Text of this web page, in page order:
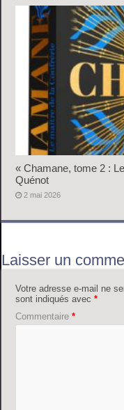
« Chamane, tome 2 :
Quénot
2 mai 2026
Laisser un
Votre adresse e-mail ne
sont indiqués avec*
Commentaire*